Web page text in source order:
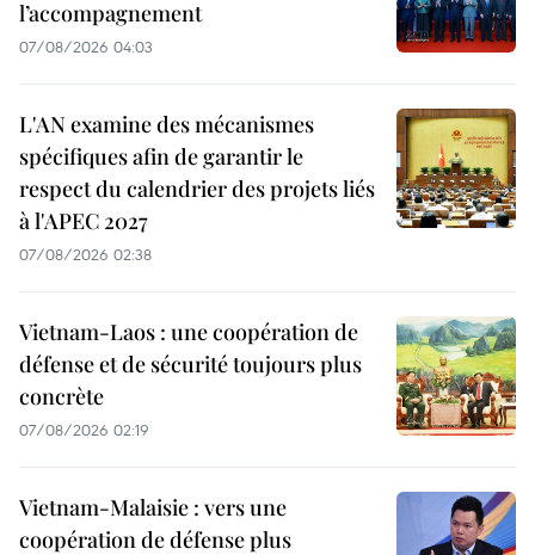
l’accompagnement
07/08/2026 04:03
L'AN examine des mécanismes
spécifiques afin de garantir le
respect du calendrier des projets liés
à l'APEC 2027
07/08/2026 02:38
Vietnam-Laos : une coopération de
défense et de sécurité toujours plus
concrète
07/08/2026 02:19
Vietnam-Malaisie : vers une
coopération de défense plus